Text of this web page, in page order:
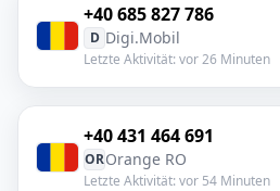
+40 685 827 786
D Digi.Mobil
Letzte Aktivität: vor 26 Minuten
+40 431 464 691
OROrange RO
Letzte Aktivität: vor 54 Minuten